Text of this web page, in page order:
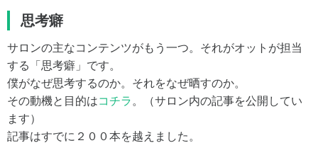
思考癖
サロンの主なコンテンツがもう一つ。それがオットが担当
する「思考癖」です。
僕がなぜ思考するのか。それをなぜ晒すのか。
その動機と目的はコチラ 。（サロン内の記事を公開してい
ます）
記事はすでに２００本を越えました。